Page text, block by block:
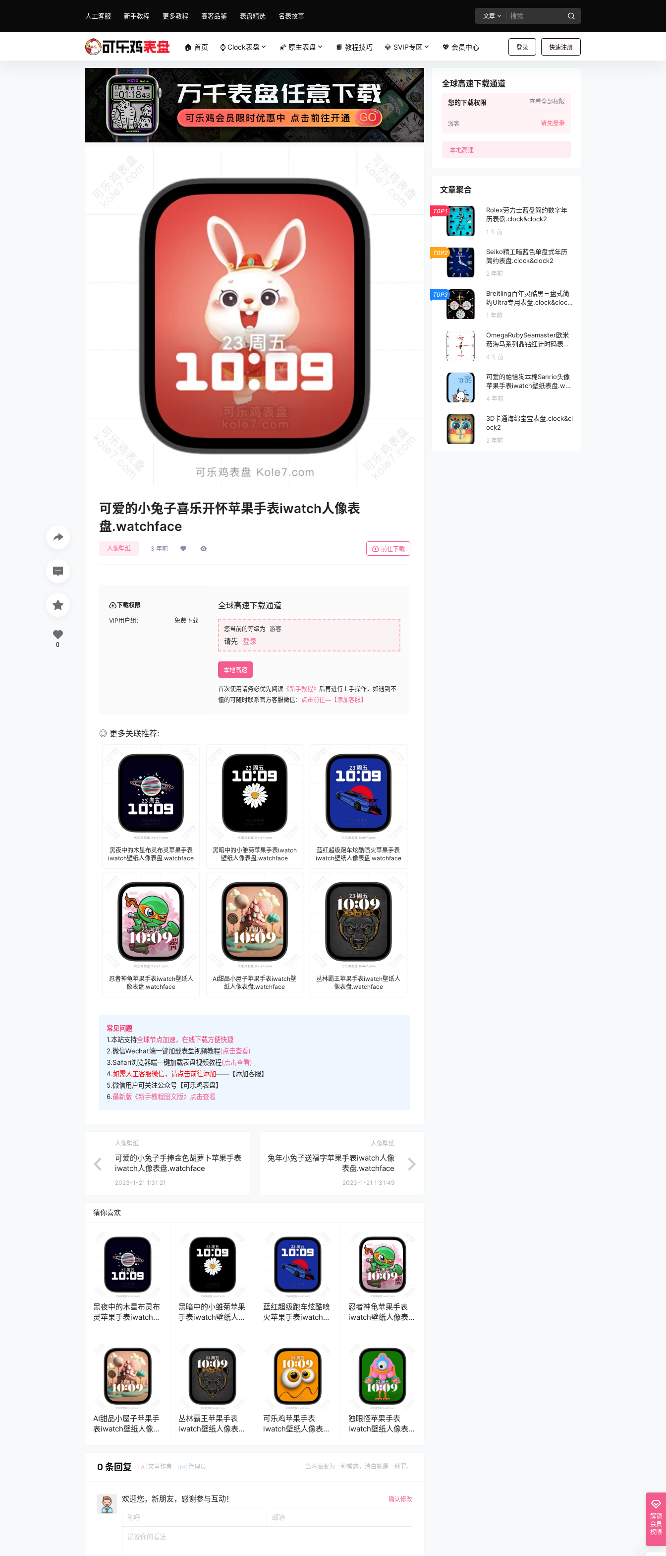
人工客服 新手教程 更多教程 高奢品鉴 表盘精选 名表故事 文章
登录 快速注册
🏠 首页 ⌚️ Clock表盘 🌠 原生表盘 📙 教程技巧 💎 SVIP专区 💖 会员中心
可爱的小兔子喜乐开怀苹果手表iwatch人像表
盘.watchface
人像壁纸 3 年前 前往下载
下载权限
VIP用户组： 免费下载
全球高速下载通道
您当前的等级为 游客
请先 登录
本地高速
首次使用请务必优先阅读 《新手教程》 后再进行上手操作，如遇到不
懂的可随时联系官方客服微信： 点击前往—【添加客服】
◎ 更多关联推荐:
黑夜中的木星布灵布灵苹果手表
iwatch壁纸人像表盘.watchface
黑暗中的小雏菊苹果手表iwatch
壁纸人像表盘.watchface
蓝红超级跑车炫酷喷火苹果手表
iwatch壁纸人像表盘.watchface
忍者神龟苹果手表iwatch壁纸人
像表盘.watchface
AI甜品小屋子苹果手表iwatch壁
纸人像表盘.watchface
丛林霸王苹果手表iwatch壁纸人
像表盘.watchface
常见问题
1.本站支持全球节点加速，在线下载方便快捷
2.微信Wechat端一键加载表盘视频教程(点击查看)
3.Safari浏览器端一键加载表盘视频教程(点击查看)
4.如需人工客服微信，请点击前往添加——【添加客服】
5.微信用户可关注公众号【可乐鸡表盘】
6.最新版《新手教程图文版》点击查看
0
人像壁纸
可爱的小兔子手捧金色胡萝卜苹果手表
iwatch人像表盘.watchface
2023-1-21 1:31:21
人像壁纸
兔年小兔子送福字苹果手表iwatch人像
表盘.watchface
2023-1-21 1:31:49
猜你喜欢
黑夜中的木星布灵布
灵苹果手表iwatch壁
黑暗中的小雏菊苹果
手表iwatch壁纸人像
蓝红超级跑车炫酷喷
火苹果手表iwatch壁
忍者神龟苹果手表
iwatch壁纸人像表
AI甜品小屋子苹果手
表iwatch壁纸人像表
丛林霸王苹果手表
iwatch壁纸人像表
可乐鸡苹果手表
iwatch壁纸人像表
独眼怪苹果手表
iwatch壁纸人像表
0 条回复 A 文章作者 M 管理员 当浑浊变为一种常态，清白就是一种罪。
欢迎您，新朋友，感谢参与互动！ 确认修改
全球高速下载通道
您的下载权限 查看全部权限
游客 请先登录
本地高速
文章聚合
TOP1
Rolex劳力士蓝盘简约数字年
历表盘.clock&clock2
1 年前
TOP2
Seiko精工暗蓝色单盘式年历
简约表盘.clock&clock2
2 年前
TOP3
Breitling百年灵酷黑三盘式简
约Ultra专用表盘.clock&clock
1 年前
OmegaRubySeamaster欧米
茄海马系列晶钻红计时码表盘.
clock
4 年前
可爱的帕恰狗本棉Sanrio头像
苹果手表iwatch壁纸表盘.wat
chface
4 年前
3D卡通海绵宝宝表盘.clock&cl
ock2
2 年前
解锁
会员
权限